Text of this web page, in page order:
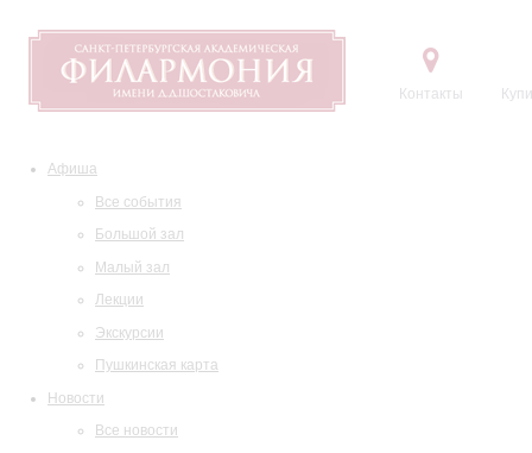
Контакты
Афиша
Все события
Большой зал
Малый зал
Лекции
Экскурсии
Пушкинская карта
Новости
Все новости